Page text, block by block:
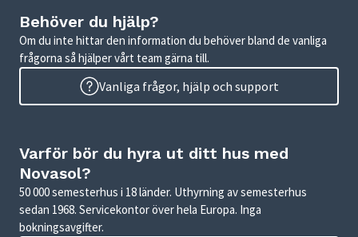
Behöver du hjälp?
Om du inte hittar den information du behöver bland de vanliga
frågorna så hjälper vårt team gärna till.
Vanliga frågor, hjälp och support
Varför bör du hyra ut ditt hus med
Novasol?
50 000 semesterhus i 18 länder. Uthyrning av semesterhus
sedan 1968. Servicekontor över hela Europa. Inga
bokningsavgifter.